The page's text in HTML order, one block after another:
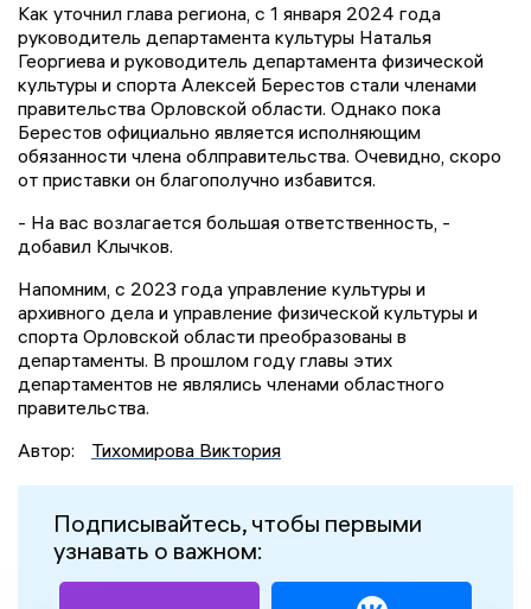
Как уточнил глава региона, с 1 января 2024 года
руководитель департамента культуры Наталья
Георгиева и руководитель департамента физической
культуры и спорта Алексей Берестов стали членами
правительства Орловской области. Однако пока
Берестов официально является исполняющим
обязанности члена облправительства. Очевидно, скоро
от приставки он благополучно избавится.
- На вас возлагается большая ответственность, -
добавил Клычков.
Напомним, с 2023 года управление культуры и
архивного дела и управление физической культуры и
спорта Орловской области преобразованы в
департаменты. В прошлом году главы этих
департаментов не являлись членами областного
правительства.
Автор:
Тихомирова Виктория
Подписывайтесь, чтобы первыми
узнавать о важном: